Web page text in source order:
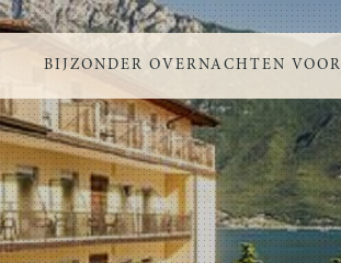
BIJZONDER OVERNACHTEN VOOR